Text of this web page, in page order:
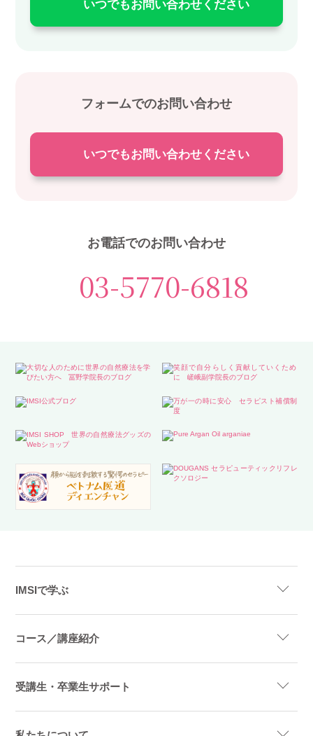
いつでもお問い合わせください
フォームでのお問い合わせ
いつでもお問い合わせください
お電話でのお問い合わせ
03-5770-6818
IMSIで学ぶ
コース／講座紹介
受講生・卒業生サポート